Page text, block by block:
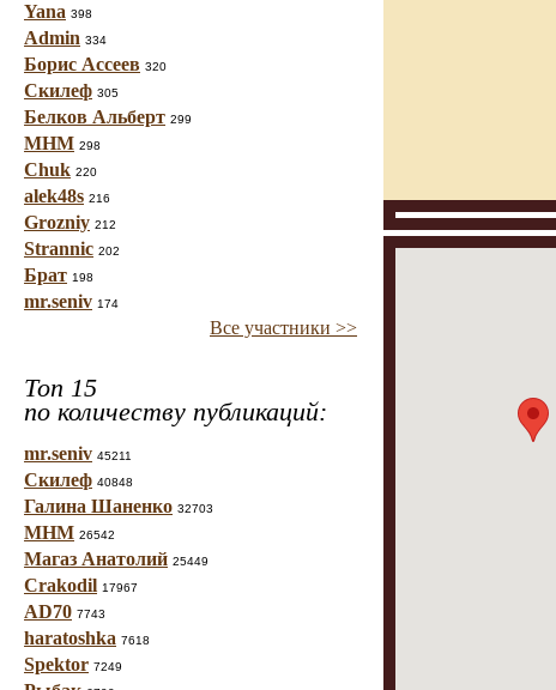
Yana 398
Admin 334
Борис Ассеев 320
Скилеф 305
Белков Альберт 299
МНМ 298
Chuk 220
alek48s 216
Grozniy 212
Strannic 202
Брат 198
mr.seniv 174
Все участники >>
Топ 15
по количеству публикаций:
mr.seniv 45211
Скилеф 40848
Галина Шаненко 32703
МНМ 26542
Магаз Анатолий 25449
Crakodil 17967
AD70 7743
haratoshka 7618
Spektor 7249